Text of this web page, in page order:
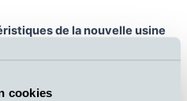
cookies
de la nouvelle usine
de produits renforcés (tels